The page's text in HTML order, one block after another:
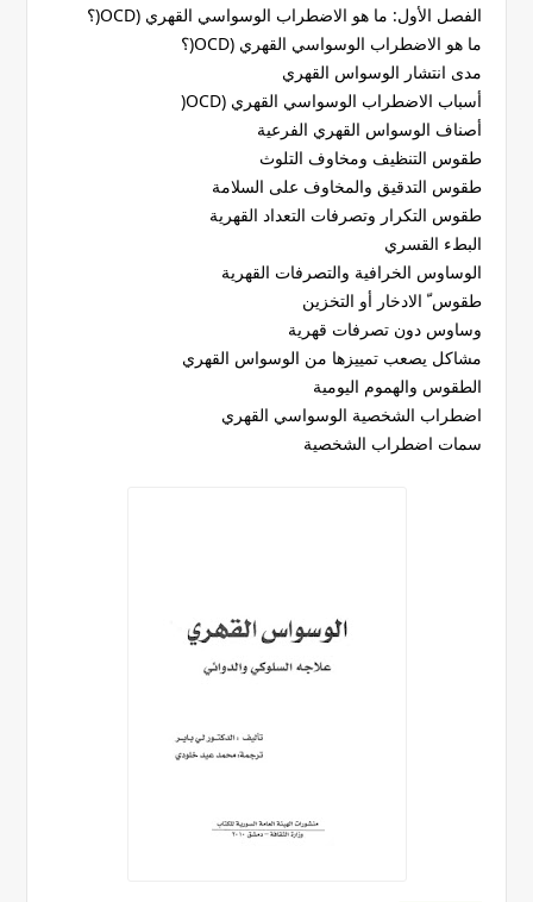
الفصل الأول: ما هو الاضطراب الوسواسي القهري (OCD(؟
ما هو الاضطراب الوسواسي القهري (OCD(؟
مدى انتشار الوسواس القهري
أسباب الاضطراب الوسواسي القهري (OCD(
أصناف الوسواس القهري الفرعية
طقوس التنظيف ومخاوف التلوث
طقوس التدقيق والمخاوف على السلامة
طقوس التكرار وتصرفات التعداد القهرية
البطء القسري
الوساوس الخرافية والتصرفات القهرية
طقوس ّ الادخار أو التخزين
وساوس دون تصرفات قهرية
مشاكل يصعب تمييزها من الوسواس القهري
الطقوس والهموم اليومية
اضطراب الشخصية الوسواسي القهري
سمات اضطراب الشخصية